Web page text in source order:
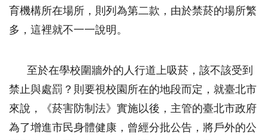
育機構所在場所，則列為第二款，由於禁菸的場所繁
多，這裡就不一一說明。
至於在學校圍牆外的人行道上吸菸，該不該受到
禁止與處罰？則要視校園所在的地段而定，就臺北市
來說，《菸害防制法》實施以後，主管的臺北市政府
為了增進市民身體健康，曾經分批公告，將戶外的公